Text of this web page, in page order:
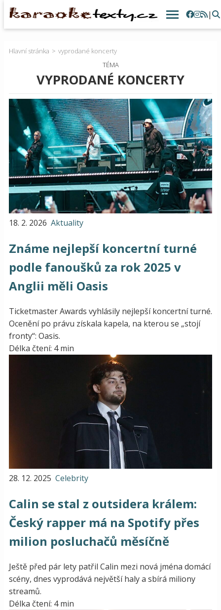
|
Hlavní stránka
vyprodané koncerty
TÉMA
VYPRODANÉ KONCERTY
18. 2. 2026 Aktuality
Známe nejlepší koncertní turné
podle fanoušků za rok 2025 v
Anglii měli Oasis
Ticketmaster Awards vyhlásily nejlepší koncertní turné.
Ocenění po právu získala kapela, na kterou se „stojí
fronty“: Oasis.
Délka čtení: 4 min
28. 12. 2025 Celebrity
Calin se stal z outsidera králem:
Český rapper má na Spotify přes
milion posluchačů měsíčně
Ještě před pár lety patřil Calin mezi nová jména domácí
scény, dnes vyprodává největší haly a sbírá miliony
streamů.
Délka čtení: 4 min